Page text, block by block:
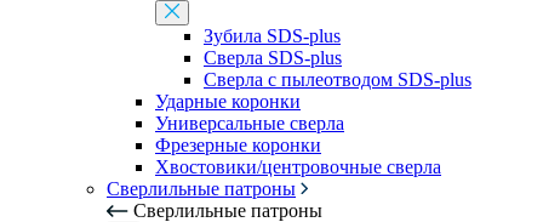
Зубила SDS-plus
Сверла SDS-plus
Сверла с пылеотводом SDS-plus
Ударные коронки
Универсальные сверла
Фрезерные коронки
Хвостовики/центровочные сверла
Сверлильные патроны
Сверлильные патроны